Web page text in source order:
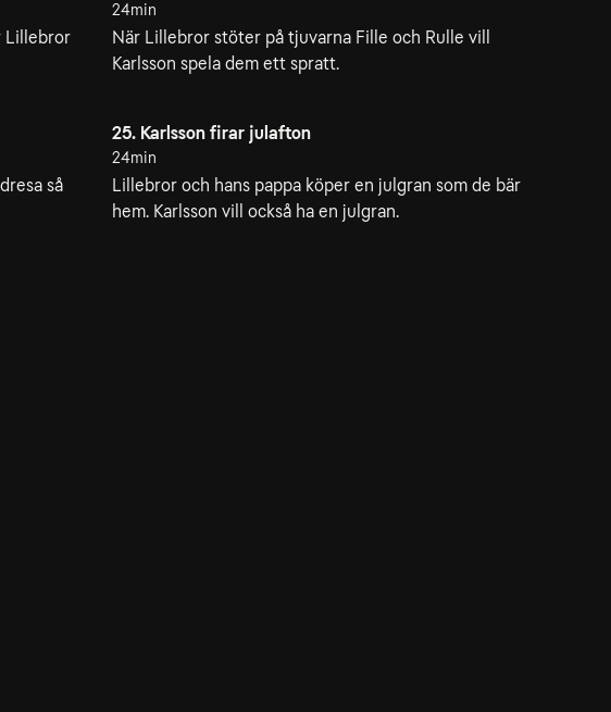
Lillebror
24min
När Lillebror stöter på tjuvarna Fille och Rulle vill
Karlsson spela dem ett spratt.
så
25. Karlsson firar julafton
24min
Lillebror och hans pappa köper en julgran som de bär
hem. Karlsson vill också ha en julgran.